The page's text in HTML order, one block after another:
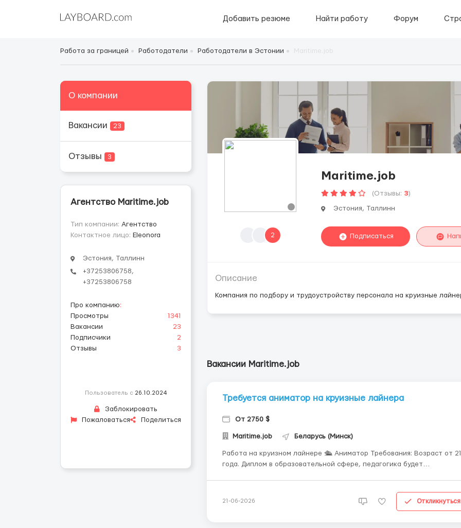
Добавить резюме Найти работу Форум
Работа за границей Работодатели Работодатели в Эстонии
О компании
Вакансии 23
Отзывы 3
Агентство Maritime.job
Тип компании: Агентство
Контактное лицо: Eleonora
Эстония, Таллинн
+37253806758,
+37253806758
Про компанию:
Просмотры
1341
Вакансии
23
Подписчики
2
Отзывы
3
Пользователь с 26.10.2024
Заблокировать
Пожаловаться
Поделиться
2
Maritime.job
(Отзывы: 3)
Эстония, Таллинн
Подписаться
Описание
Компания по подбору и трудоустройству персонала на круизные
Вакансии Maritime.job
Требуется аниматор на круизные лайнера
От 2750 $
Maritime.job Беларусь (Минск)
Работа на круизном лайнере 🛳️ Аниматор Требования: Возраст от 21
года. Диплом в образовательной сфере, педагогика будет
опыт работы на курортах, круизных линиях, или сфере разв...
21-06-2026 Откликнуться